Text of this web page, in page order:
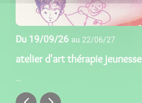
Du 19/09/26 au 22/06/27
atelier d'art thérapie jeunesse
...